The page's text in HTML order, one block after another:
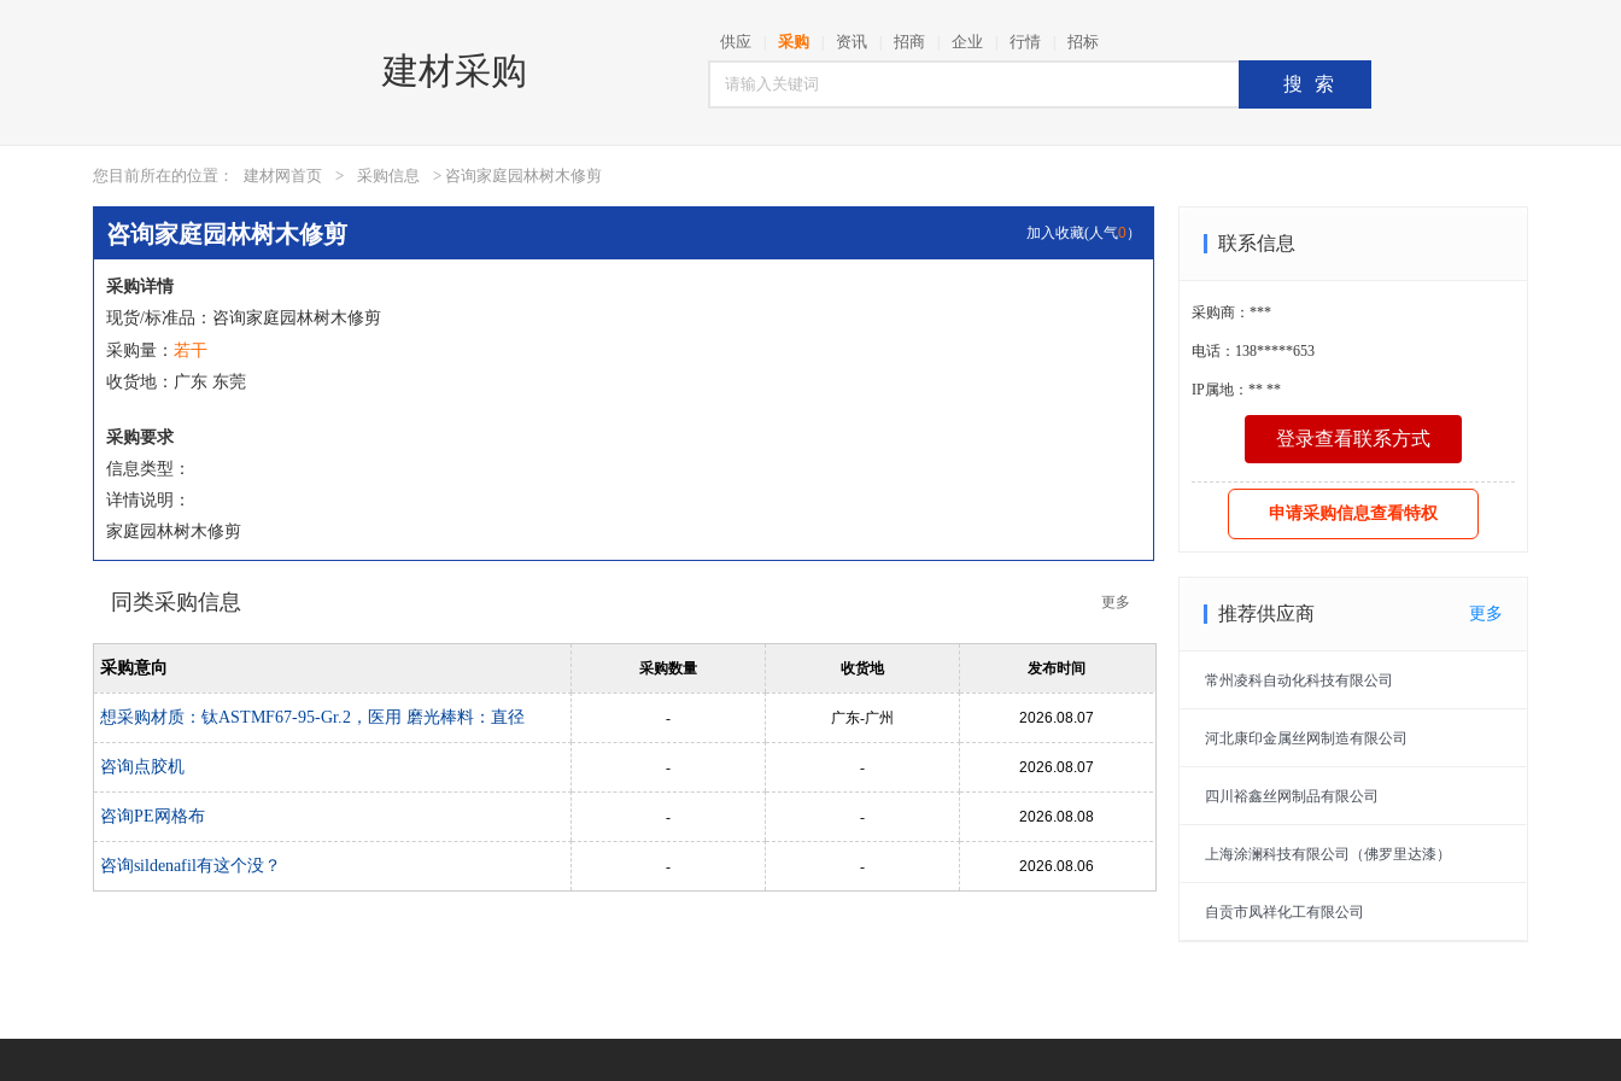
建材采购
供应 采购 资讯 招商 企业 行情 招标
搜索
您目前所在的位置： 建材网首页 > 采购信息 > 咨询家庭园林树木修剪
咨询家庭园林树木修剪 加入收藏(人气0）
采购详情
现货/标准品：咨询家庭园林树木修剪
采购量： 若干
收货地：广东 东莞
采购要求
信息类型：
详情说明：
家庭园林树木修剪
同类采购信息 更多
采购意向 采购数量 收货地 发布时间
想采购材质：钛ASTMF67-95-Gr.2，医用 磨光棒料：直径
18mm和1.5mm的两种规格
- 广东-广州 2026.08.07
咨询点胶机 - - 2026.08.07
咨询PE网格布 - - 2026.08.08
咨询sildenafil有这个没？ - - 2026.08.06
联系信息
采购商：***
电话：138*****653
IP属地：** **
登录查看联系方式
申请采购信息查看特权
推荐供应商 更多
常州凌科自动化科技有限公司
河北康印金属丝网制造有限公司
四川裕鑫丝网制品有限公司
上海涂澜科技有限公司（佛罗里达漆）
自贡市凤祥化工有限公司